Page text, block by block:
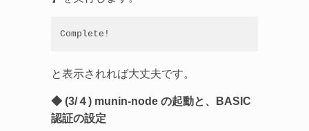
Complete!
と表示されれば大丈夫です。
◆ (3/４) munin-node の起動と、BASIC
認証の設定